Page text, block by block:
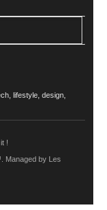
lifestyle, design,
!
Managed by Les